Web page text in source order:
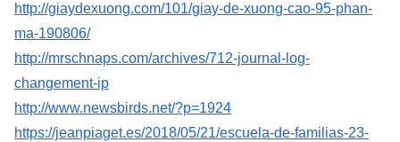
http://giaydexuong.com/101/giay-de-xuong-cao-95-phan-
ma-190806/
http://mrschnaps.com/archives/712-journal-log-
changement-ip
http://www.newsbirds.net/?p=1924
https://jeanpiaget.es/2018/05/21/escuela-de-familias-23-